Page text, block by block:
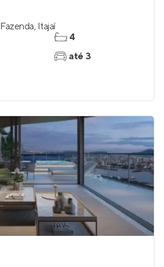
Fazenda, Itajaí
4
até 3